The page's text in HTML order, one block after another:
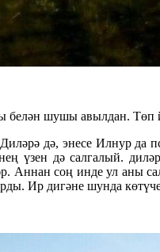
шушы авылдан. Төп
дә, энесе Илнур да
үзен дә салгалый.
Аннан соң инде ул аны
Ир дигәне шунда